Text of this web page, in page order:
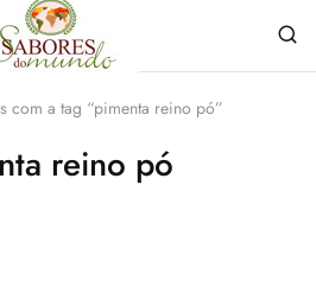
com a tag “pimenta reino pó”
reino pó